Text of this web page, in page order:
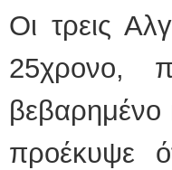
Οι τρεις
25χρονο,
βεβαρημένο
προέκυψε